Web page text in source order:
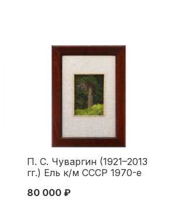
П. С. Чуваргин (1921–2013
гг.) Ель к/м СССР 1970-е
четверть XX века
80 000 ₽